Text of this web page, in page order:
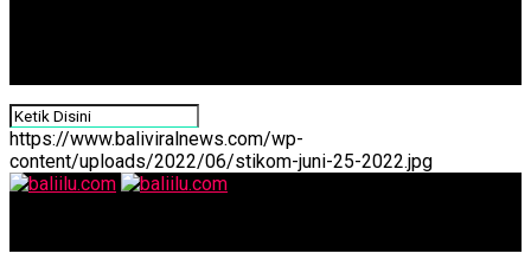
https://www.baliviralnews.com/wp-
content/uploads/2022/06/stikom-juni-25-2022.jpg